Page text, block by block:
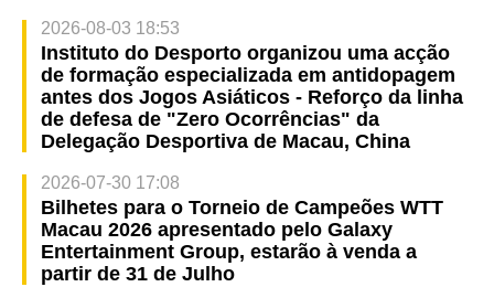
2026-08-03 18:53
Instituto do Desporto organizou uma acção
de formação especializada em antidopagem
antes dos Jogos Asiáticos - Reforço da linha
de defesa de "Zero Ocorrências" da
Delegação Desportiva de Macau, China
2026-07-30 17:08
Bilhetes para o Torneio de Campeões WTT
Macau 2026 apresentado pelo Galaxy
Entertainment Group, estarão à venda a
partir de 31 de Julho